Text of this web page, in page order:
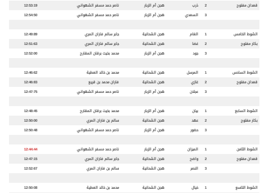
قعدان مفتوح
2 ذرب هجن أم الزبار ناصر حمد مسفر الشهواني
12:53:19
3
السعدي هجن أم الزبار ناصر حمد مسفر الشهواني 12:54:50
الشوط الخامس 1 الغام هجن الشحانية جابر سالم فاران المري
12:49:89
بكار مفتوح
2 غضا هجن الشحانية جابر سالم فاران المري
12:51:63
3
جود هجن أم الزبار محمد بخيت برقان المقارح 12:52:00
الشوط السادس 1 المرسل هجن الشحانية محمد بن خالد العطية
12:46:62
قعدان مفتوح
2 غازي هجن الشحانية فاران محمد بن قريع
12:46:83
3
عجلان هجن أم الزبار ناصر حمد مسفر الشهواني 12:47:75
الشوط السابع 1 بيان هجن أم الزبار محمد بخيت برقان المقارح
12:48:45
بكار مفتوح
2 عهد هجن الشحانية سالم بن فاران المري
12:50:00
3
حضور هجن أم الزبار ناصر حمد مسفر الشهواني 12:50:48
الشوط الثامن 1 الميزان هجن أم الزبار ناصر حمد مسفر الشهواني
12:44:44
قعدان مفتوح
2 واضح هجن الشحانية جابر سالم فاران المري
12:47:15
3
النصر هجن الشحانية سالم بن فاران المري 12:52:67
الشوط التاسع 1 خيال هجن الشحانية محمد بن خالد العطية
12:50:08